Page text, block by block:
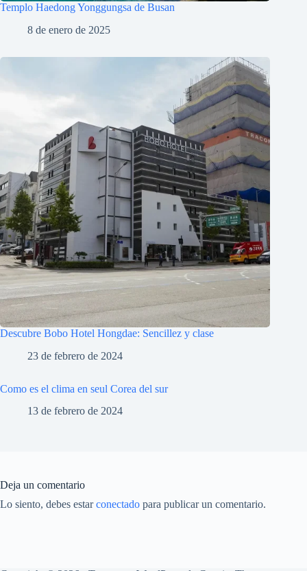
Templo Haedong Yonggungsa de Busan
8 de enero de 2025
Descubre Bobo Hotel Hongdae: Sencillez y clase
23 de febrero de 2024
Como es el clima en seul Corea del sur
13 de febrero de 2024
Deja un comentario
Lo siento, debes estarconectado para publicar un comentario.